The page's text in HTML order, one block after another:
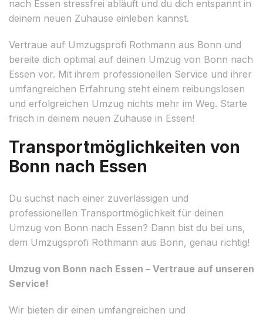
nach Essen stressfrei abläuft und du dich entspannt in
deinem neuen Zuhause einleben kannst.
Vertraue auf Umzugsprofi Rothmann aus Bonn und
bereite dich optimal auf deinen Umzug von Bonn nach
Essen vor. Mit ihrem professionellen Service und ihrer
umfangreichen Erfahrung steht einem reibungslosen
und erfolgreichen Umzug nichts mehr im Weg. Starte
frisch in deinem neuen Zuhause in Essen!
Transportmöglichkeiten von
Bonn nach Essen
Du suchst nach einer zuverlässigen und
professionellen Transportmöglichkeit für deinen
Umzug von Bonn nach Essen? Dann bist du bei uns,
dem Umzugsprofi Rothmann aus Bonn, genau richtig!
Umzug von Bonn nach Essen – Vertraue auf unseren
Service!
Wir bieten dir einen umfangreichen und